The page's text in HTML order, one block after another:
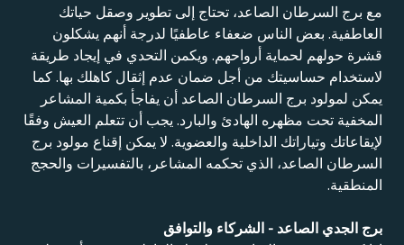
مع برج السرطان الصاعد، تحتاج إلى تطوير وصقل حياتك
العاطفية. بعض الناس ضعفاء عاطفيًا لدرجة أنهم يشكلون
قشرة حولهم لحماية أرواحهم. ويكمن التحدي في إيجاد طريقة
لاستخدام حساسيتك من أجل ضمان عدم إثقال كاهلك بها. كما
يمكن لمولود برج السرطان الصاعد أن يفاجأ بكمية المشاعر
المخفية تحت مظهره الهادئ والبارد. يجب أن تتعلم العيش وفقًا
لإيقاعاتك وتياراتك الداخلية والعضوية. لا يمكن إقناع مولود برج
السرطان الصاعد، الذي تحكمه المشاعر، بالتفسيرات والحجج
المنطقية.
برج الجدي الصاعد - الشركاء والتوافق